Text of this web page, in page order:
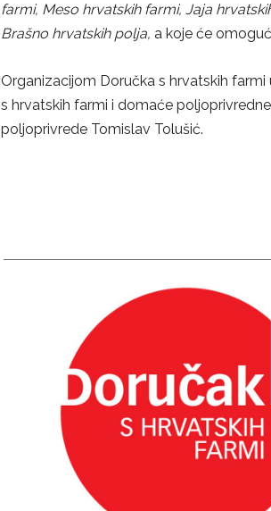
farmi, Meso hrvatskih farmi, Jaja
Brašno hrvatskih polja, a koje će
Organizacijom Doručka s hrvatskih
s hrvatskih farmi i domaće
poljoprivrede Tomislav Tolušić.